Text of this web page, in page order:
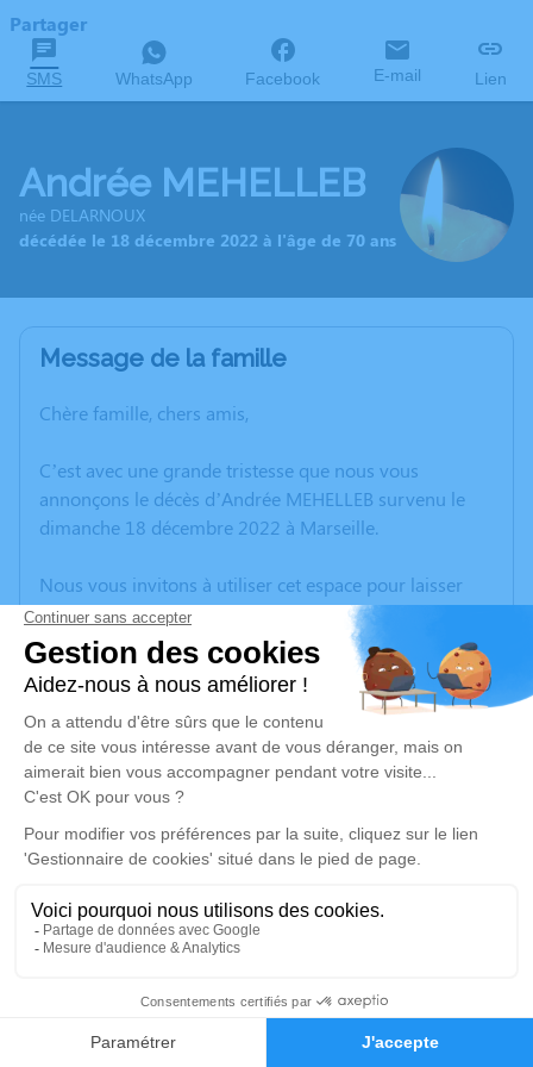
Faire-part Hommages
Partager
SMS WhatsApp Facebook E-mail Lien
Andrée MEHELLEB
née DELARNOUX
décédée le 18 décembre 2022 à l'âge de 70 ans
Message de la famille
Chère famille, chers amis,
C’est avec une grande tristesse que nous vous
annonçons le décès d’Andrée MEHELLEB survenu le
dimanche 18 décembre 2022 à Marseille.
Nous vous invitons à utiliser cet espace pour laisser
vos condoléances, partager des photos souvenirs, une
anecdote ou exprimer vos pensées à travers des
poèmes ou des textes. Cet endroit est un lieu
d'expression dédié à honorer la mémoire d’Andrée
MEHELLEB.
Un service de plantation d’arbre hommage est
disponible ici.
Je rends hommage
Inhumation
Cimetière d'Alleins
Avenue du 14 Juillet 1789